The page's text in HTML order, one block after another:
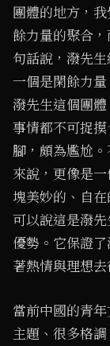
團體的地方，
餘力量的聚合
句話說，潑先
一個是閑餘力
潑先生這個團
事情都不可捉
腳，頗為尷尬
來說，更像是
塊美妙的、自
可以說這是潑
優勢。它保證
著熱情與理想
當前中國的青
主題、很多格